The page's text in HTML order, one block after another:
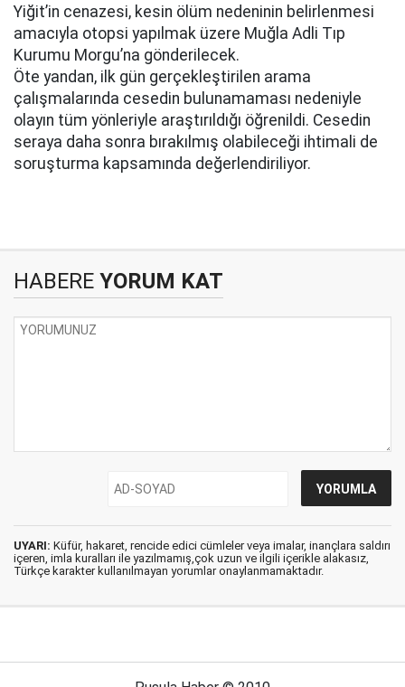
Yiğit’in cenazesi, kesin ölüm nedeninin belirlenmesi
amacıyla otopsi yapılmak üzere Muğla Adli Tıp
Kurumu Morgu’na gönderilecek.
Öte yandan, ilk gün gerçekleştirilen arama
çalışmalarında cesedin bulunamaması nedeniyle
olayın tüm yönleriyle araştırıldığı öğrenildi. Cesedin
seraya daha sonra bırakılmış olabileceği ihtimali de
soruşturma kapsamında değerlendiriliyor.
HABERE YORUM KAT
UYARI: Küfür, hakaret, rencide edici cümleler veya imalar, inançlara saldırı
içeren, imla kuralları ile yazılmamış,çok uzun ve ilgili içerikle alakasız,
Türkçe karakter kullanılmayan yorumlar onaylanmamaktadır.